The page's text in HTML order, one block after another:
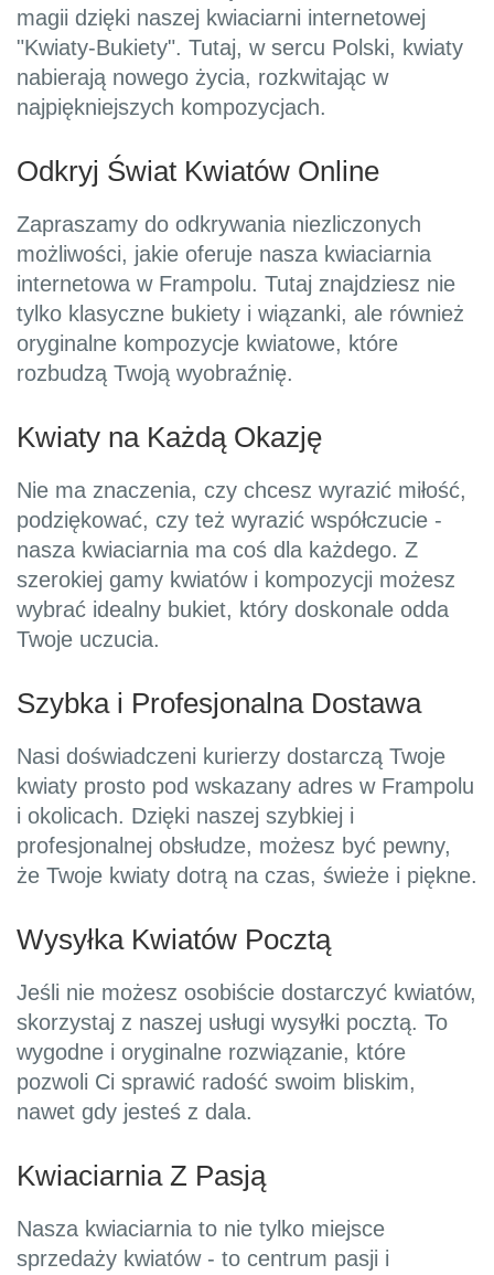
magii dzięki naszej kwiaciarni internetowej
"Kwiaty-Bukiety". Tutaj, w sercu Polski, kwiaty
nabierają nowego życia, rozkwitając w
najpiękniejszych kompozycjach.
Odkryj Świat Kwiatów Online
Zapraszamy do odkrywania niezliczonych
możliwości, jakie oferuje nasza kwiaciarnia
internetowa w Frampolu. Tutaj znajdziesz nie
tylko klasyczne bukiety i wiązanki, ale również
oryginalne kompozycje kwiatowe, które
rozbudzą Twoją wyobraźnię.
Kwiaty na Każdą Okazję
Nie ma znaczenia, czy chcesz wyrazić miłość,
podziękować, czy też wyrazić współczucie -
nasza kwiaciarnia ma coś dla każdego. Z
szerokiej gamy kwiatów i kompozycji możesz
wybrać idealny bukiet, który doskonale odda
Twoje uczucia.
Szybka i Profesjonalna Dostawa
Nasi doświadczeni kurierzy dostarczą Twoje
kwiaty prosto pod wskazany adres w Frampolu
i okolicach. Dzięki naszej szybkiej i
profesjonalnej obsłudze, możesz być pewny,
że Twoje kwiaty dotrą na czas, świeże i piękne.
Wysyłka Kwiatów Pocztą
Jeśli nie możesz osobiście dostarczyć kwiatów,
skorzystaj z naszej usługi wysyłki pocztą. To
wygodne i oryginalne rozwiązanie, które
pozwoli Ci sprawić radość swoim bliskim,
nawet gdy jesteś z dala.
Kwiaciarnia Z Pasją
Nasza kwiaciarnia to nie tylko miejsce
sprzedaży kwiatów - to centrum pasji i